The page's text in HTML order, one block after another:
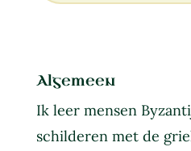
Algemeen
Ik leer mensen
schilderen met de